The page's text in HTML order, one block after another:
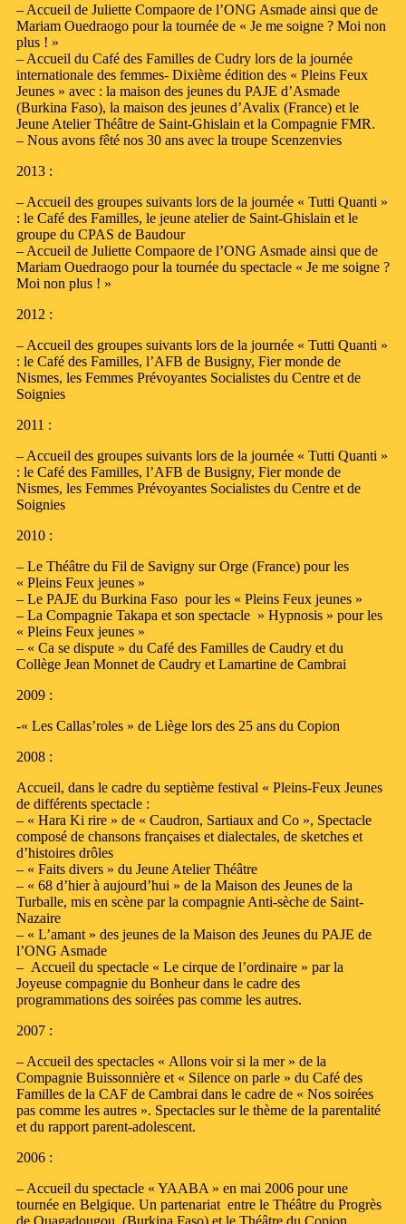
– Accueil de Juliette Compaore de l’ONG Asmade ainsi que de
Mariam Ouedraogo pour la tournée de « Je me soigne ? Moi non
plus ! »
– Accueil du Café des Familles de Cudry lors de la journée
internationale des femmes- Dixième édition des « Pleins Feux
Jeunes » avec : la maison des jeunes du PAJE d’Asmade
(Burkina Faso), la maison des jeunes d’Avalix (France) et le
Jeune Atelier Théâtre de Saint-Ghislain et la Compagnie FMR.
– Nous avons fêté nos 30 ans avec la troupe Scenzenvies
2013 :
– Accueil des groupes suivants lors de la journée « Tutti Quanti »
: le Café des Familles, le jeune atelier de Saint-Ghislain et le
groupe du CPAS de Baudour
– Accueil de Juliette Compaore de l’ONG Asmade ainsi que de
Mariam Ouedraogo pour la tournée du spectacle « Je me soigne ?
Moi non plus ! »
2012 :
– Accueil des groupes suivants lors de la journée « Tutti Quanti »
: le Café des Familles, l’AFB de Busigny, Fier monde de
Nismes, les Femmes Prévoyantes Socialistes du Centre et de
Soignies
2011 :
– Accueil des groupes suivants lors de la journée « Tutti Quanti »
: le Café des Familles, l’AFB de Busigny, Fier monde de
Nismes, les Femmes Prévoyantes Socialistes du Centre et de
Soignies
2010 :
– Le Théâtre du Fil de Savigny sur Orge (France) pour les
« Pleins Feux jeunes »
– Le PAJE du Burkina Faso pour les « Pleins Feux jeunes »
– La Compagnie Takapa et son spectacle » Hypnosis » pour les
« Pleins Feux jeunes »
– « Ca se dispute » du Café des Familles de Caudry et du
Collège Jean Monnet de Caudry et Lamartine de Cambrai
2009 :
-« Les Callas’roles » de Liège lors des 25 ans du Copion
2008 :
Accueil, dans le cadre du septième festival « Pleins-Feux Jeunes
de différents spectacle :
– « Hara Ki rire » de « Caudron, Sartiaux and Co », Spectacle
composé de chansons françaises et dialectales, de sketches et
d’histoires drôles
– « Faits divers » du Jeune Atelier Théâtre
– « 68 d’hier à aujourd’hui » de la Maison des Jeunes de la
Turballe, mis en scène par la compagnie Anti-sèche de Saint-
Nazaire
– « L’amant » des jeunes de la Maison des Jeunes du PAJE de
l’ONG Asmade
– Accueil du spectacle « Le cirque de l’ordinaire » par la
Joyeuse compagnie du Bonheur dans le cadre des
programmations des soirées pas comme les autres.
2007 :
– Accueil des spectacles « Allons voir si la mer » de la
Compagnie Buissonnière et « Silence on parle » du Café des
Familles de la CAF de Cambrai dans le cadre de « Nos soirées
pas comme les autres ». Spectacles sur le thème de la parentalité
et du rapport parent-adolescent.
2006 :
– Accueil du spectacle « YAABA » en mai 2006 pour une
tournée en Belgique. Un partenariat entre le Théâtre du Progrès
de Ouagadougou (Burkina Faso) et le Théâtre du Copion